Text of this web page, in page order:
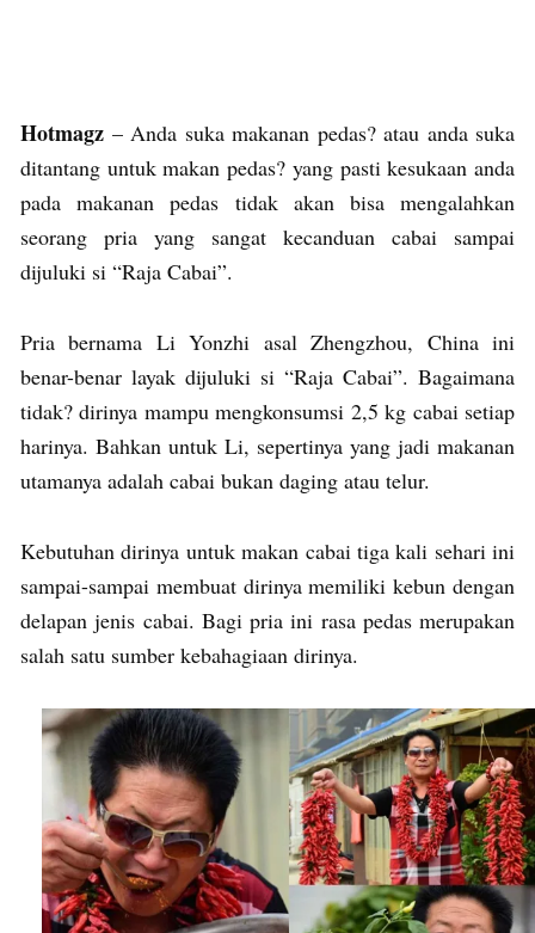
Hotmagz – Anda suka makanan pedas? atau anda suka
ditantang untuk makan pedas? yang pasti kesukaan anda
pada makanan pedas tidak akan bisa mengalahkan
seorang pria yang sangat kecanduan cabai sampai
dijuluki si “Raja Cabai”.
Pria bernama Li Yonzhi asal Zhengzhou, China ini
benar-benar layak dijuluki si “Raja Cabai”. Bagaimana
tidak? dirinya mampu mengkonsumsi 2,5 kg cabai setiap
harinya. Bahkan untuk Li, sepertinya yang jadi makanan
utamanya adalah cabai bukan daging atau telur.
Kebutuhan dirinya untuk makan cabai tiga kali sehari ini
sampai-sampai membuat dirinya memiliki kebun dengan
delapan jenis cabai. Bagi pria ini rasa pedas merupakan
salah satu sumber kebahagiaan dirinya.